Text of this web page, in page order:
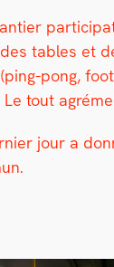
tables et
pong,
tout
jour a